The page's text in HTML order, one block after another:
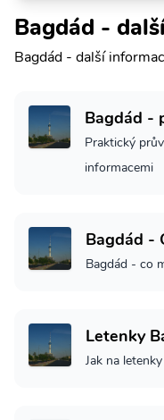
Bagdád -
Bagdád - další
Bagdád -
Praktický
informacemi
Bagdád -
Bagdád - co
Letenky
Jak na letenky